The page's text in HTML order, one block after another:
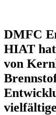
DMFC
HIAT
von